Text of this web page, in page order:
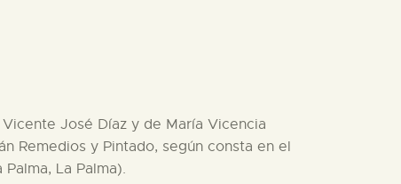
José Díaz y de María Vicencia
Remedios y Pintado, según consta en el
La Palma).